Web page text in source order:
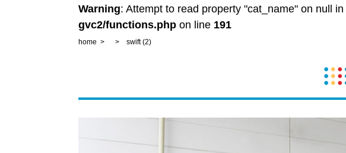
Warning: Attempt to read property "cat_name" on null in
gvc2/functions.php on line 191
home swift (2)